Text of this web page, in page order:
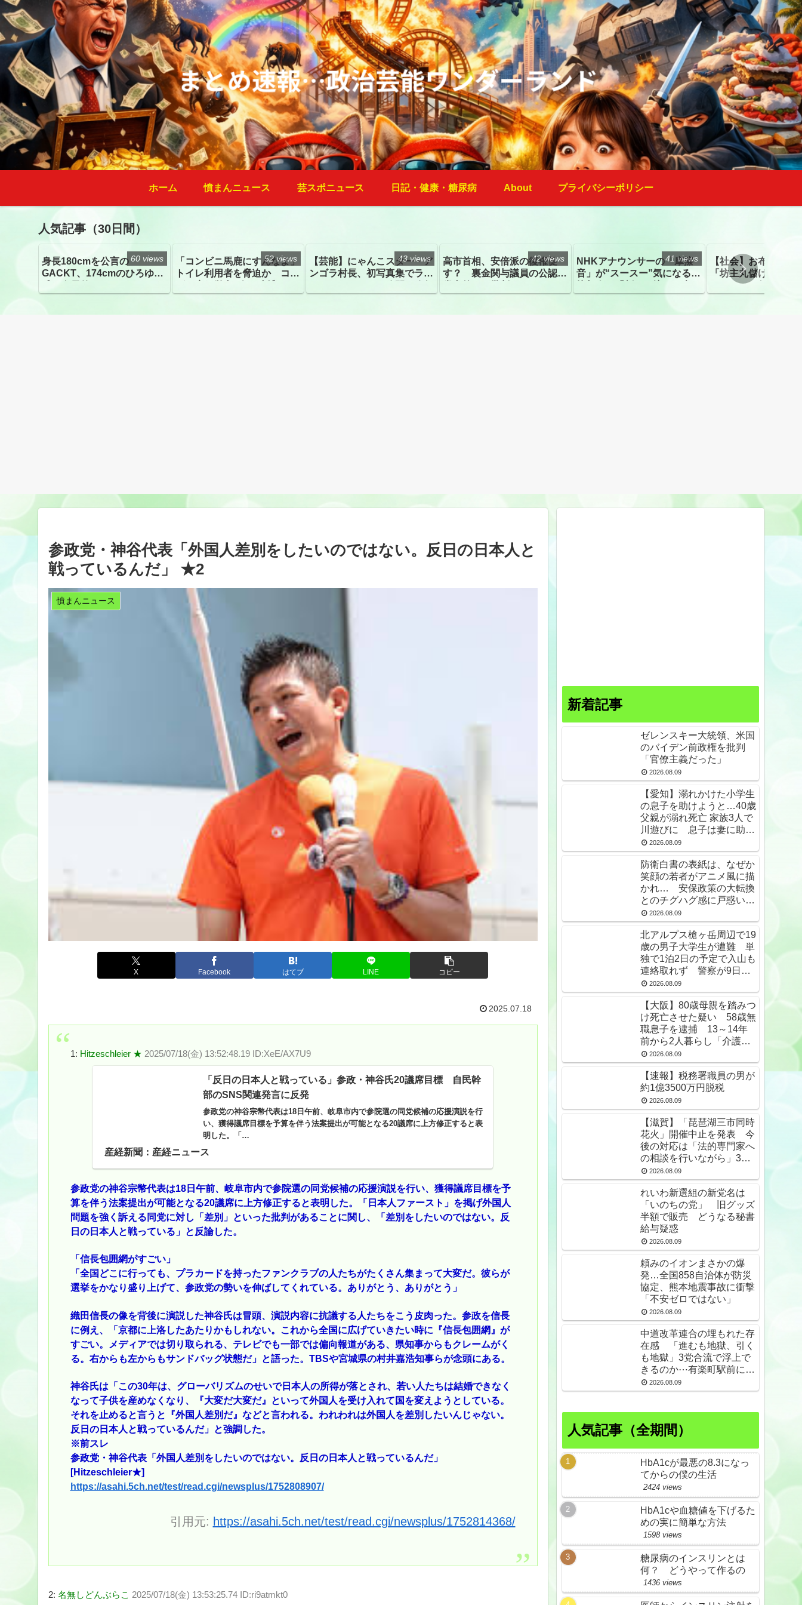
ホーム 憤まんニュース 芸スポニュース 日記・健康・糖尿病 About プライバシーポリシー
人気記事（30日間）
身長180cmを公言の
GACKT、174cmのひろゆき
トざわつき イベントでの写
60 views
「コンビニ馬鹿にすんなよ」
トイレ利用者を脅迫か コン
52 views
【芸能】にゃんこスター・ア
ンゴラ村長、初写真集でラン
はデジタル写真集が異例の大
43 views
高市首相、安倍派の復権促
す？ 裏金関与議員の公認、
42 views
NHKアナウンサーの「摩擦
音」が“スースー”気になる指
聴こえる。聴きづらい」
41 views
【社会】お布施、戒
「坊主丸儲け」は
ほとんどが年収３０
下「地方の寺の僧侶
参政党・神谷代表「外国人差別をしたいのではない。反日の日本人と
戦っているんだ」 ★2
憤まんニュース
X Facebook はてブ LINE コピー
2025.07.18
1: Hitzeschleier ★ 2025/07/18(金) 13:52:48.19 ID:XeE/AX7U9
「反日の日本人と戦っている」参政・神谷氏20議席目標 自民幹
部のSNS関連発言に反発
参政党の神谷宗幣代表は18日午前、岐阜市内で参院選の同党候補の応援演説を行
い、獲得議席目標を予算を伴う法案提出が可能となる20議席に上方修正すると表
明した。「…
産経新聞：産経ニュース
参政党の神谷宗幣代表は18日午前、岐阜市内で参院選の同党候補の応援演説を行い、獲得議席目標を予
算を伴う法案提出が可能となる20議席に上方修正すると表明した。「日本人ファースト」を掲げ外国人
問題を強く訴える同党に対し「差別」といった批判があることに関し、「差別をしたいのではない。反
日の日本人と戦っている」と反論した。
「信長包囲網がすごい」
「全国どこに行っても、プラカードを持ったファンクラブの人たちがたくさん集まって大変だ。彼らが
選挙をかなり盛り上げて、参政党の勢いを伸ばしてくれている。ありがとう、ありがとう」
織田信長の像を背後に演説した神谷氏は冒頭、演説内容に抗議する人たちをこう皮肉った。参政を信長
に例え、「京都に上洛したあたりかもしれない。これから全国に広げていきたい時に『信長包囲網』が
すごい。メディアでは切り取られる、テレビでも一部では偏向報道がある、県知事からもクレームがく
る。右からも左からもサンドバッグ状態だ」と語った。TBSや宮城県の村井嘉浩知事らが念頭にある。
神谷氏は「この30年は、グローバリズムのせいで日本人の所得が落とされ、若い人たちは結婚できなく
なって子供を産めなくなり、『大変だ大変だ』といって外国人を受け入れて国を変えようとしている。
それを止めると言うと『外国人差別だ』などと言われる。われわれは外国人を差別したいんじゃない。
反日の日本人と戦っているんだ」と強調した。
※前スレ
参政党・神谷代表「外国人差別をしたいのではない。反日の日本人と戦っているんだ」
[Hitzeschleier★]
https://asahi.5ch.net/test/read.cgi/newsplus/1752808907/
引用元: https://asahi.5ch.net/test/read.cgi/newsplus/1752814368/
2: 名無しどんぶらこ 2025/07/18(金) 13:53:25.74 ID:ri9atmkt0
新着記事
ゼレンスキー大統領、米国
のバイデン前政権を批判
「官僚主義だった」
2026.08.09
【愛知】溺れかけた小学生
の息子を助けようと…40歳
父親が溺れ死亡 家族3人で
川遊びに 息子は妻に助け
られる ★2
2026.08.09
防衛白書の表紙は、なぜか
笑顔の若者がアニメ風に描
かれ… 安保政策の大転換
とのチグハグ感に戸惑いの
声2026.08.09
北アルプス槍ヶ岳周辺で19
歳の男子大学生が遭難 単
独で1泊2日の予定で入山も
連絡取れず 警察が9日以
降捜索予定
2026.08.09
【大阪】80歳母親を踏みつ
け死亡させた疑い 58歳無
職息子を逮捕 13～14年
前から2人暮らし「介護疲
れで日常的に暴行」 岬町
2026.08.09
【速報】税務署職員の男が
約1億3500万円脱税
2026.08.09
【滋賀】「琵琶湖三市同時
花火」開催中止を発表 今
後の対応は「法的専門家へ
の相談を行いながら」3市
が関与否定
2026.08.09
れいわ新選組の新党名は
「いのちの党」 旧グッズ
半額で販売 どうなる秘書
給与疑惑
2026.08.09
頼みのイオンまさかの爆
発…全国858自治体が防災
協定、熊本地震事故に衝撃
「不安ゼロではない」
2026.08.09
中道改革連合の埋もれた存
在感 「進むも地獄、引く
も地獄」3党合流で浮上で
きるのか⋯有楽町駅前に数
百人の支持者ら
2026.08.09
人気記事（全期間）
HbA1cが最悪の8.3になっ
てからの僕の生活
2424 views
HbA1cや血糖値を下げるた
めの実に簡単な方法
1598 views
糖尿病のインスリンとは
何？ どうやって作るの
1436 views